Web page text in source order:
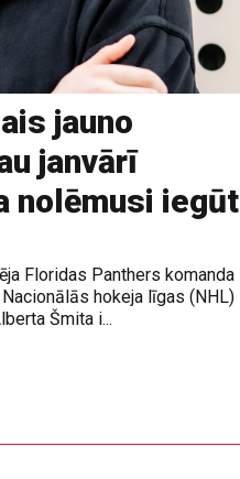
jauno
janvārī
nolēmusi iegūt
Floridas Panthers komanda
hokeja līgas (NHL)
Šmita i...